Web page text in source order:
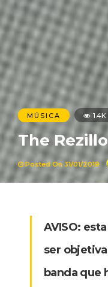
MÚSICA 1.4K
The
Posted On 31/01/2019
AVISO:
ser objetiva
banda que